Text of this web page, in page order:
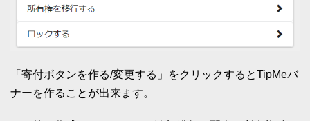
「寄付ボタンを作る/変更する」をクリックするとTipMeバ
ナーを作ることが出来ます。